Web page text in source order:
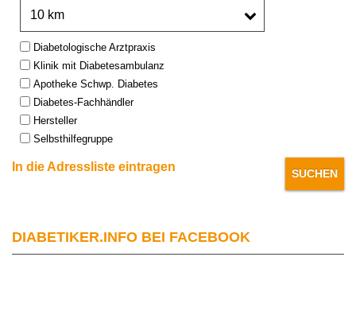
Type:Diabetologische Arztpraxis
Klinik mit Diabetesambulanz
Apotheke Schwp. Diabetes
Diabetes-Fachhändler
Hersteller
Selbsthilfegruppe
In die Adressliste eintragen
DIABETIKER.INFO BEI FACEBOOK